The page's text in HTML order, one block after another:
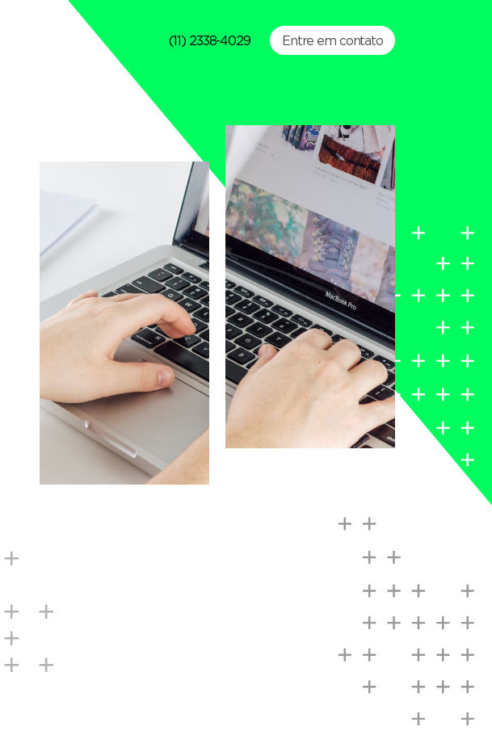
(11) 2338-4029 Entre em contato